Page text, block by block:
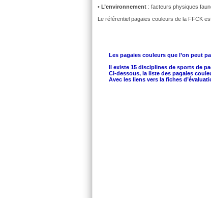
• L’environnement : facteurs physiques
Le référentiel pagaies couleurs de la FFCK
Les pagaies couleurs que l’on peut
Il existe 15 disciplines de sports de
Ci-dessous, la liste des pagaies
Avec les liens vers la fiches